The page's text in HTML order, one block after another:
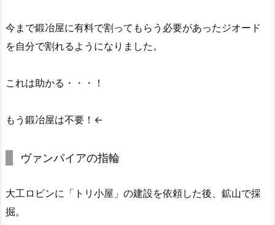
今まで鍛冶屋に有料で割ってもらう必要があったジオード
を自分で割れるようになりました。
これは助かる・・・！
もう鍛冶屋は不要！←
ヴァンパイアの指輪
大工ロビンに「トリ小屋」の建設を依頼した後、鉱山で採
掘。